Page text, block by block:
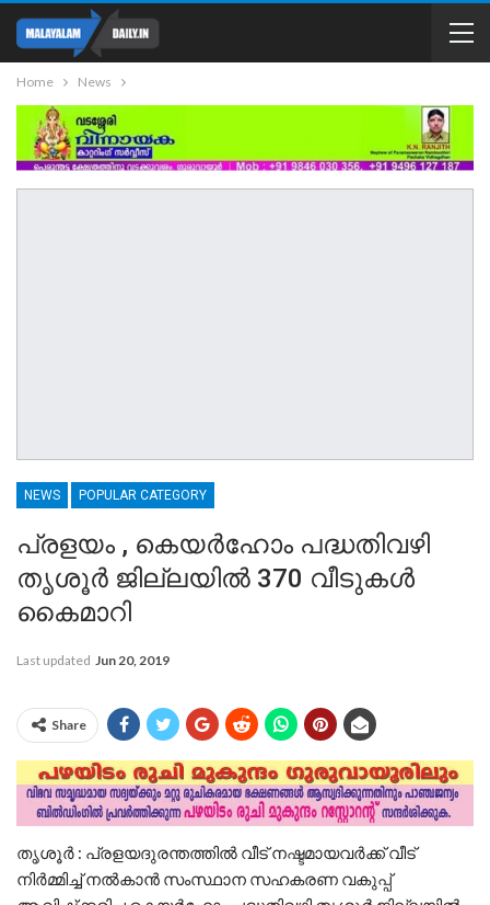
Home News
NEWS POPULAR CATEGORY
പ്രളയം , കെയർഹോം പദ്ധതിവഴി
തൃശൂർ ജില്ലയിൽ 370 വീടുകൾ
കൈമാറി
Last updated Jun 20, 2019
Share
തൃശൂർ : പ്രളയദുരന്തത്തിൽ വീട് നഷ്ടമായവർക്ക് വീട്
നിർമ്മിച്ച് നൽകാൻ സംസ്ഥാന സഹകരണ വകുപ്പ്